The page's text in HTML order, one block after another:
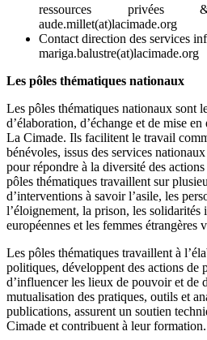
ressources privées
aude.millet(at)lacimade.org
Contact direction des services
mariga.balustre(at)lacimade.org
Les pôles thématiques nationaux
Les pôles thématiques nationaux sont
d’élaboration, d’échange et de mise
La Cimade. Ils facilitent le travail
bénévoles, issus des services
pour répondre à la diversité des
pôles thématiques travaillent sur
d’interventions à savoir l’asile, les
l’éloignement, la prison, les solidarités
européennes et les femmes étrangères
Les pôles thématiques travaillent à
politiques, développent des actions de
d’influencer les lieux de pouvoir et de
mutualisation des pratiques, outils et
publications, assurent un soutien
Cimade et contribuent à leur formation.